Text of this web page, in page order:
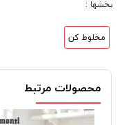
بخشها :
مخلوط کن
محصولات مرتبط